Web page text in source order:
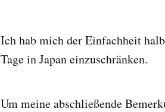
Ich hab mich der Einfachheit
Tage in Japan einzuschränken.
Um meine abschließende